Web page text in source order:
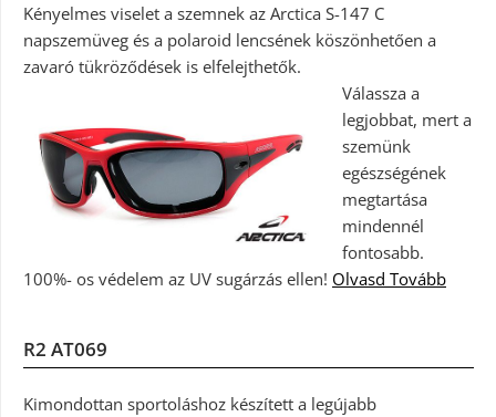
Kényelmes viselet a szemnek az Arctica S-147 C
napszemüveg és a polaroid lencsének köszönhetően a
zavaró tükröződések is elfelejthetők.
Válassza a
legjobbat, mert a
szemünk
egészségének
megtartása
mindennél
fontosabb.
100%- os védelem az UV sugárzás ellen! Olvasd Tovább
R2 AT069
Kimondottan sportoláshoz készített a legújabb